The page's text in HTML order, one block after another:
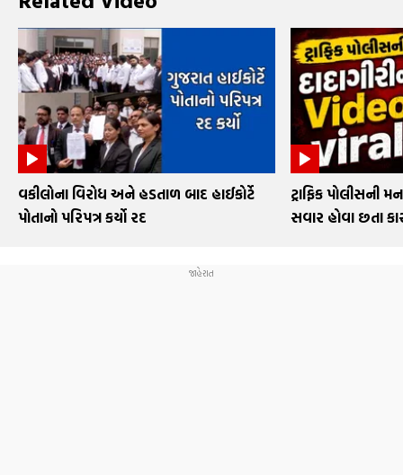
વકીલોના વિરોધ અને હડતાળ બાદ હાઈકોર્ટે
પોતાનો પરિપત્ર કર્યો રદ
ટ્રાફિક પોલીસની
સવાર હોવા છતા